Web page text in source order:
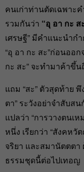
คนเก่าท่านตัดเฉพาะ
รวมกันว่า “อุ อา กะ ส
เศรษฐี” มีคำแนะนำก
“อุ อา กะ สะ”ก่อนออ
กะ สะ” จะทำมาค้าขึ้
แถม “สะ” ตัวสุดท้าย
ตา” ระวังอย่าจำสับส
แปลว่า “การวางตนเ
หนึ่ง เรียกว่า “สังคหวั
จริยา และสมานัตตต
ธรรมชุดนี้ต่อไปเทอญ